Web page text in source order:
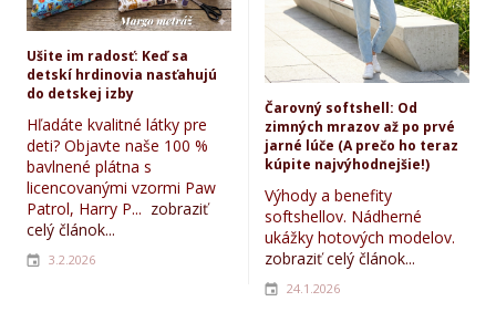
Ušite im radosť: Keď sa
detskí hrdinovia nasťahujú
do detskej izby
Hľadáte kvalitné látky pre
deti? Objavte naše 100 %
bavlnené plátna s
licencovanými vzormi Paw
Patrol, Harry P... zobraziť
celý článok...
3.2.2026
Čarovný softshell: Od
zimných mrazov až po prvé
jarné lúče (A prečo ho teraz
kúpite najvýhodnejšie!)
Výhody a benefity
softshellov. Nádherné
ukážky hotových modelov.
zobraziť celý článok...
24.1.2026